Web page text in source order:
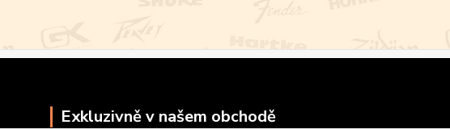
Exkluzivně v našem obchodě